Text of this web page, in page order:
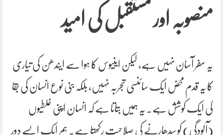
منصوبہ اور مستقبل کی امید
یہ سفر آسان نہیں ہے، لیکن اینیوس کا ہوا سے ایندھن کی تیاری
کا یہ قدم محض ایک سائنسی تجربہ نہیں، بلکہ بنی نوع انسان کی بقا
کی ایک کوشش ہے۔ یہ ہمیں بتاتا ہے کہ انسان اپنی غلطیوں
(آلودگی) کو سدھارنے کی صلاحیت رکھتا ہے۔ ہم ایک ایسے دور